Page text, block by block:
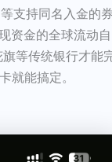
支持同名入金的
资金的全球流动自
等传统银行才能
就能搞定。